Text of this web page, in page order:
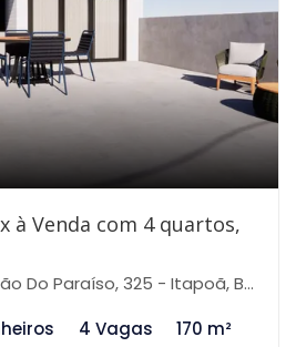
à Venda com 4 quartos,
325 - Itapoã, Belo Horizonte-MG
4 Vagas 170 m²